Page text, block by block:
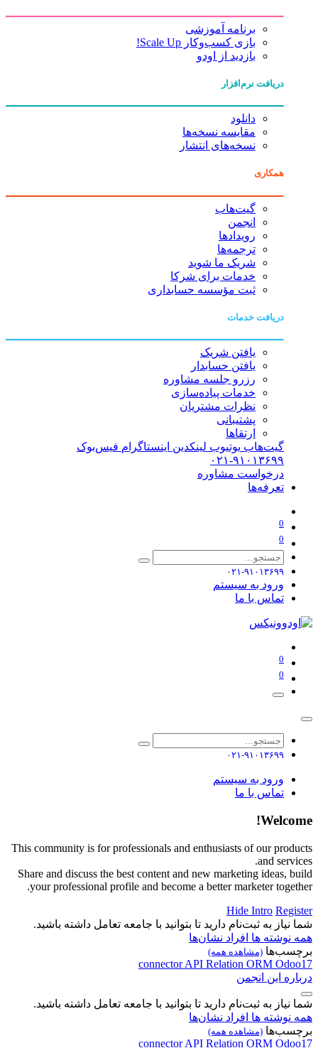
برنامه آموزشی
بازی کسب‌وکار Scale Up!
بازدید از اودو
دریافت نرم‌افزار
دانلود
مقایسه نسخه‌ها
نسخه‌های انتشار
همکاری
گیت‌هاب
انجمن
رویدادها
ترجمه‌ها
شریک ما شوید
خدمات برای شرکا
ثبت مؤسسه حسابداری
دریافت خدمات
یافتن شریک
یافتن حسابدار
رزرو جلسه مشاوره
خدمات پیاده‌سازی
نظرات مشتریان
پشتیبانی
ارتقاها
گیت‌هاب یوتیوب لینکدین اینستاگرام فیس‌بوک
۰۲۱-۹۱۰۱۳۶۹۹
درخواست مشاوره
تعرفه‌ها
0
0
۰۲۱-۹۱۰۱۳۶۹۹
ورود به سیستم
تماس با ما
0
0
۰۲۱-۹۱۰۱۳۶۹۹
ورود به سیستم
تماس با ما
Welcome!
This community is for professionals and enthusiasts of our products
and services.
Share and discuss the best content and new marketing ideas, build
your professional profile and become a better marketer together.
Hide Intro Register
شما نیاز به ثبت‌نام دارید تا بتوانید با جامعه تعامل داشته باشید.
همه نوشته ها افراد نشان‌ها
برچسب‌ها (مشاهده همه)
connectorAPI Relation ORM Odoo17
درباره این انجمن
شما نیاز به ثبت‌نام دارید تا بتوانید با جامعه تعامل داشته باشید.
همه نوشته ها افراد نشان‌ها
برچسب‌ها (مشاهده همه)
connectorAPI Relation ORM Odoo17